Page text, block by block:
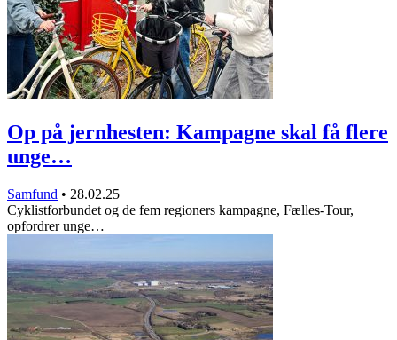
Op på jernhesten: Kampagne skal få flere
unge…
Samfund • 28.02.25
Cyklistforbundet og de fem regioners kampagne, Fælles-Tour,
opfordrer unge…